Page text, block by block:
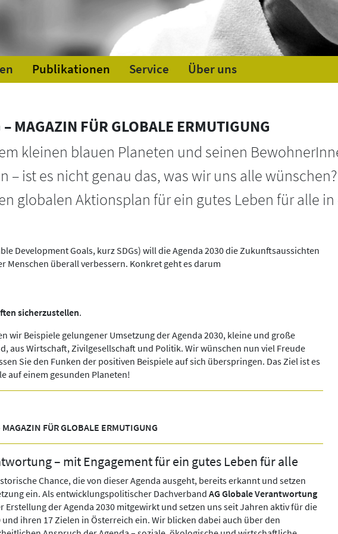
Publikationen Service Über uns
MAGAZIN FÜR GLOBALE ERMUTIGUNG
kleinen blauen Planeten und seinen
– ist es nicht genau das, was wir uns alle
globalen Aktionsplan für ein gutes Leben für alle in
Development Goals, kurz SDGs) will die Agenda 2030 die Zukunftsaussichten
Menschen überall verbessern. Konkret geht es darum
sicherzustellen.
wir Beispiele gelungener Umsetzung der Agenda 2030, kleine und große
aus Wirtschaft, Zivilgesellschaft und Politik. Wir wünschen nun viel Freude
Sie den Funken der positiven Beispiele auf sich überspringen. Das Ziel ist es
auf einem gesunden Planeten!
FÜR GLOBALE ERMUTIGUNG
– mit Engagement für ein gutes Leben für alle
Chance, die von dieser Agenda ausgeht, bereits erkannt und setzen
ein. Als entwicklungspolitischer Dachverband AG Globale Verantwortung
Erstellung der Agenda 2030 mitgewirkt und setzen uns seit Jahren aktiv für die
und ihren 17 Zielen in Österreich ein. Wir blicken dabei auch über den